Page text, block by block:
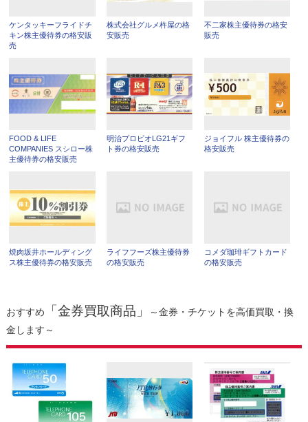
ケンタッキーフライドチ
キン株主優待券の格安販
売
株式会社グルメ杵屋の格
安販売
不二家株主優待券の格安
販売
FOOD & LIFE
COMPANIES スシロー株
主優待券の格安販売
明治プロビオLG21ギフ
ト券の格安販売
ジョイフル 株主優待券の
格安販売
焼肉坂井ホールディング
ス株主優待券の格安販売
ライフフーズ株主優待券
の格安販売
コメダ珈琲ギフトカード
の格安販売
おすすめ 「金券買取商品」
～金券・チケットを高価買取・換
金します～